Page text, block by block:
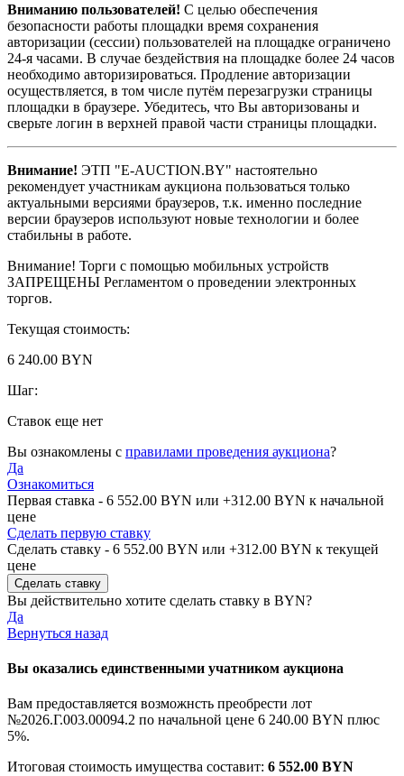
Вниманию пользователей! С целью обеспечения
безопасности работы площадки время сохранения
авторизации (сессии) пользователей на площадке ограничено
24-я часами. В случае бездействия на площадке более 24 часов
необходимо авторизироваться. Продление авторизации
осуществляется, в том числе путём перезагрузки страницы
площадки в браузере. Убедитесь, что Вы авторизованы и
сверьте логин в верхней правой части страницы площадки.
Внимание! ЭТП "E-AUCTION.BY" настоятельно
рекомендует участникам аукциона пользоваться только
актуальными версиями браузеров, т.к. именно последние
версии браузеров используют новые технологии и более
стабильны в работе.
Внимание! Торги с помощью мобильных устройств
ЗАПРЕЩЕНЫ Регламентом о проведении электронных
торгов.
Текущая стоимость:
6 240.00 BYN
Шаг:
Ставок еще нет
Вы ознакомлены с правилами проведения аукциона?
Да
Ознакомиться
Первая ставка - 6 552.00 BYN или +312.00 BYN к начальной
цене
Сделать первую ставку
Сделать ставку - 6 552.00 BYN или +312.00 BYN к текущей
цене
Вы действительно хотите сделать ставку в BYN?
Да
Вернуться назад
Вы оказались единственными учатником аукциона
Вам предоставляется возможнсть преобрести лот
№2026.Г.003.00094.2 по начальной цене 6 240.00 BYN плюс
5%.
Итоговая стоимость имущества составит: 6 552.00 BYN